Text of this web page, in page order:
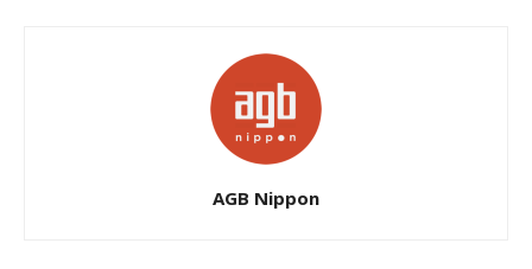
AGB Nippon